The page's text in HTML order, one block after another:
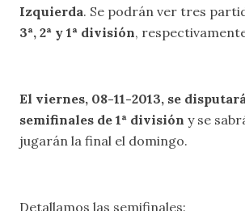
Izquierda. Se podrán ver tres
3ª, 2ª y 1ª división,
El viernes, 08-11-2013, se
semifinales de 1ª división y se
jugarán la final el domingo.
Detallamos las semifinales: